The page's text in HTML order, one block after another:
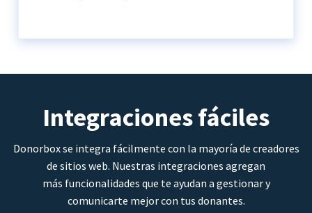
Integraciones fáciles
Donorbox se integra fácilmente con la mayoría de creadores
de sitios web. Nuestras integraciones agregan
más funcionalidades que te ayudan a gestionar y
comunicarte mejor con tus donantes.